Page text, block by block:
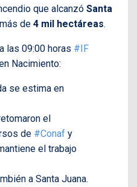
que alcanzó Santa
de 4 mil hectáreas.
las 09:00 horas #IF
Nacimiento:
se estima en
el
de #Conaf y
el trabajo
a Santa Juana.